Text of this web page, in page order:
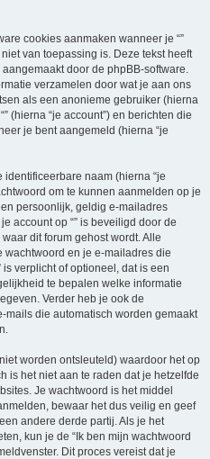
cookies aanmaken wanneer je “”
van toepassing is. Deze tekst heeft
door de phpBB-software.
verzamelen door wat je aan ons
als een anonieme gebruiker (hierna
(hierna “je account”) en berichten die
je bent aangemeld (hierna “je
naam (hierna “je
om te kunnen aanmelden op je
persoonlijk, geldig e-mailadres
account op “” is beveiligd door de
dit forum gehost wordt. Alle
en je e-mailadres die
is verplicht of optioneel, dat is een
te bepalen welke informatie
Verder heb je ook de
die automatisch worden gemaakt
worden ontsleuteld) waardoor het op
is het niet aan te raden dat je hetzelfde
Je wachtwoord is het middel
bewaar het dus veilig en geef
andere derde partij. Als je het
kun je de “Ik ben mijn wachtwoord
Dit proces vereist dat je